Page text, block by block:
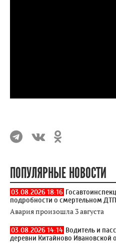
ПОПУЛЯРНЫЕ НОВОСТИ
03.08.2026 18:16
подробности о смертельном
Авария произошла 3 августа
03.08.2026 14:14 Водитель и
деревни Китайново Ивановской